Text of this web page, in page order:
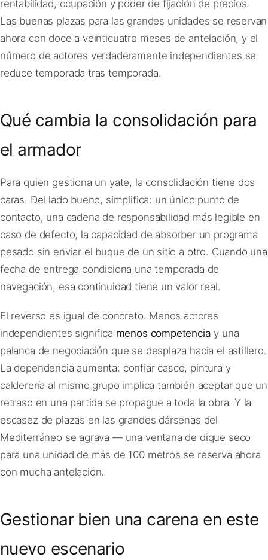
rentabilidad, ocupación y poder de fijación de precios.
Las buenas plazas para las grandes unidades se reservan
ahora con doce a veinticuatro meses de antelación, y el
número de actores verdaderamente independientes se
reduce temporada tras temporada.
Qué cambia la consolidación para
el armador
Para quien gestiona un yate, la consolidación tiene dos
caras. Del lado bueno, simplifica: un único punto de
contacto, una cadena de responsabilidad más legible en
caso de defecto, la capacidad de absorber un programa
pesado sin enviar el buque de un sitio a otro. Cuando una
fecha de entrega condiciona una temporada de
navegación, esa continuidad tiene un valor real.
El reverso es igual de concreto. Menos actores
independientes significa menos competencia y una
palanca de negociación que se desplaza hacia el astillero.
La dependencia aumenta: confiar casco, pintura y
calderería al mismo grupo implica también aceptar que un
retraso en una partida se propague a toda la obra. Y la
escasez de plazas en las grandes dársenas del
Mediterráneo se agrava — una ventana de dique seco
para una unidad de más de 100 metros se reserva ahora
con mucha antelación.
Gestionar bien una carena en este
nuevo escenario